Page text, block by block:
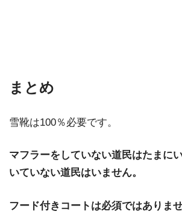
まとめ
雪靴は100％必要です。
マフラーをしていない道民はたまに
いていない道民はいません。
フード付きコートは必須ではありま